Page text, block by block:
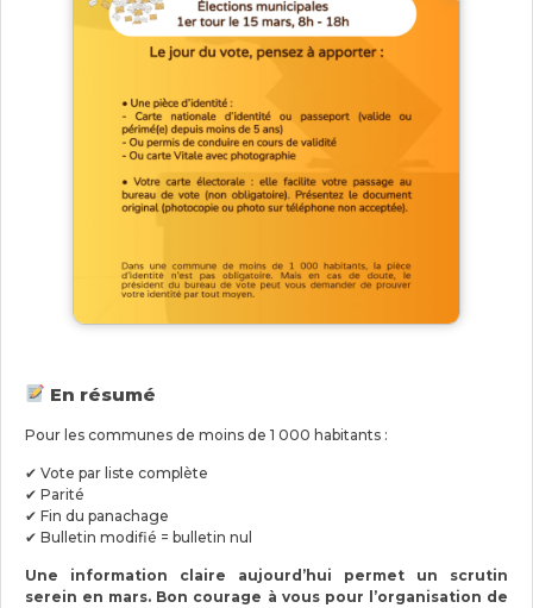
En résumé
Pour les communes de moins de 1 000 habitants :
✔ Vote par liste complète
✔ Parité
✔ Fin du panachage
✔ Bulletin modifié = bulletin nul
Une information claire aujourd’hui permet un scrutin
serein en mars. Bon courage à vous pour l’organisation de